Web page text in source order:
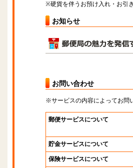
※硬貨を伴うお預け入れ・お引
お知らせ
お問い合わせ
※サービスの内容によってお問
郵便サービスについて
貯金サービスについて
保険サービスについて